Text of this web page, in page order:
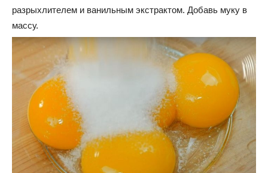
разрыхлителем и ванильным экстрактом. Добавь муку в
массу.